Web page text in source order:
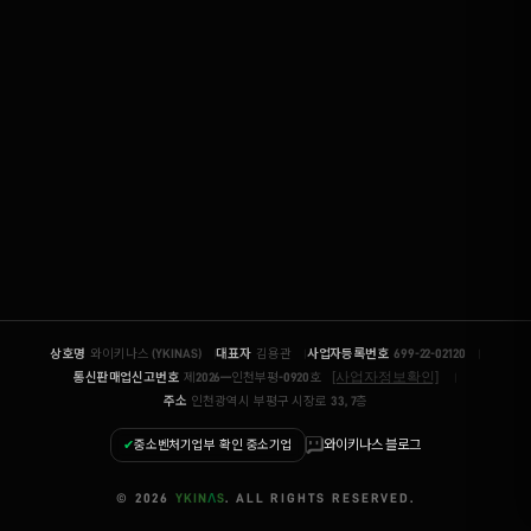
상호명 와이키나스 (YKINAS) 대표자 김용관 사업자등록번호 699-22-02120
통신판매업신고번호 제2026—인천부평-0920호 [사업자정보확인]
주소 인천광역시 부평구 시장로 33, 7층
✔중소벤처기업부 확인 중소기업 와이키나스 블로그
© 2026 YKINΛS. ALL RIGHTS RESERVED.